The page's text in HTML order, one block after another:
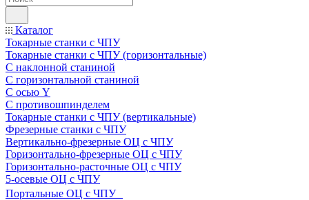
Каталог
Токарные станки с ЧПУ
Токарные станки с ЧПУ (горизонтальные)
С наклонной станиной
С горизонтальной станиной
С осью Y
С противошпинделем
Токарные станки с ЧПУ (вертикальные)
Фрезерные станки с ЧПУ
Вертикально-фрезерные ОЦ с ЧПУ
Горизонтально-фрезерные ОЦ с ЧПУ
Горизонтально-расточные ОЦ с ЧПУ
5-осевые ОЦ с ЧПУ
Портальные ОЦ с ЧПУ